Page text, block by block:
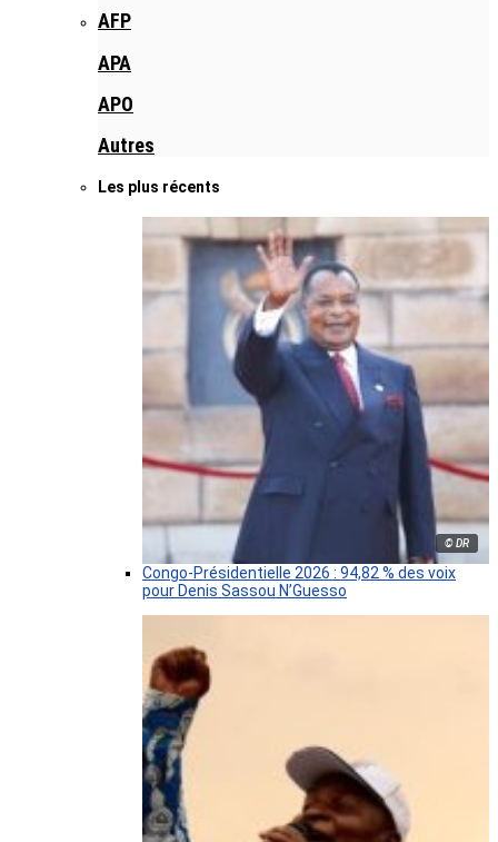
AFP
APA
APO
Autres
Les plus récents
© DR
Congo-Présidentielle 2026 : 94,82 % des voix
pour Denis Sassou N’Guesso